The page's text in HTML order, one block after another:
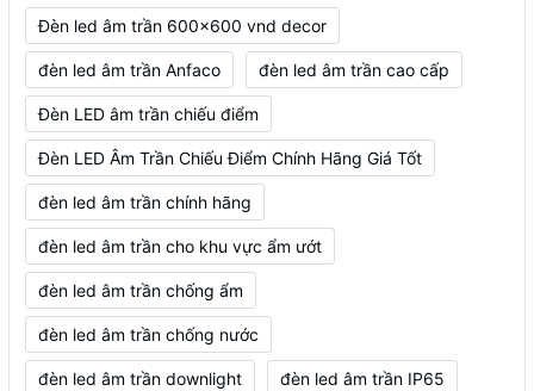
Đèn led âm trần 600x600 vnd decor
đèn led âm trần Anfaco đèn led âm trần cao cấp
Đèn LED âm trần chiếu điểm
Đèn LED Âm Trần Chiếu Điểm Chính Hãng Giá Tốt
đèn led âm trần chính hãng
đèn led âm trần cho khu vực ẩm ướt
đèn led âm trần chống ẩm
đèn led âm trần chống nước
đèn led âm trần downlight đèn led âm trần IP65